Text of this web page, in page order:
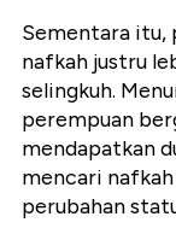
Sementara itu,
nafkah justru
selingkuh.
perempuan
mendapatkan
mencari
perubahan